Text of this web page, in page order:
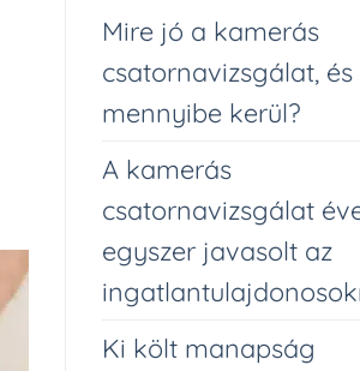
Mire jó a kamerás
csatornavizsgálat, és
mennyibe kerül?
A kamerás
csatornavizsgálat
egyszer javasolt az
Ki költ manapság